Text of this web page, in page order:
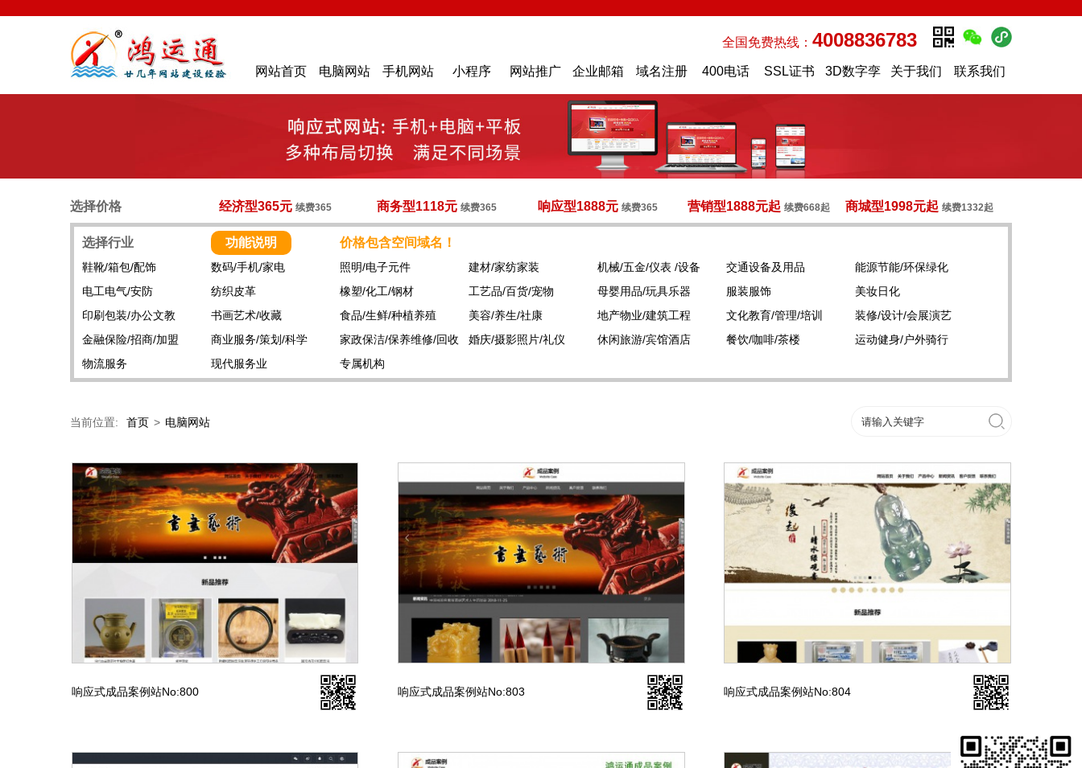
全国免费热线： 4008836783
网站首页 电脑网站 手机网站 小程序 网站推广 企业邮箱 域名注册 400电话 SSL证书 3D数字孪 关于我们 联系我们
选择价格 经济型365元 续费365 商务型1118元 续费365 响应型1888元 续费365 营销型1888元起 续费668起 商城型1998元起 续费1332起
选择行业 功能说明 价格包含空间域名！
鞋靴/箱包/配饰 数码/手机/家电 照明/电子元件 建材/家纺家装 机械/五金/仪表 /设备 交通设备及用品
能源节能/环保绿化
电工电气/安防
纺织皮革 橡塑/化工/钢材 工艺品/百货/宠物 母婴用品/玩具乐器 服装服饰
美妆日化
印刷包装/办公文教
书画艺术/收藏 食品/生鲜/种植养殖 美容/养生/社康 地产物业/建筑工程 文化教育/管理/培训
装修/设计/会展演艺
金融保险/招商/加盟
商业服务/策划/科学 家政保洁/保养维修/回收 婚庆/摄影照片/礼仪 休闲旅游/宾馆酒店 餐饮/咖啡/茶楼
运动健身/户外骑行
物流服务
现代服务业 专属机构
当前位置: 首页 > 电脑网站
响应式成品案例站No:800 响应式成品案例站No:803 响应式成品案例站No:804